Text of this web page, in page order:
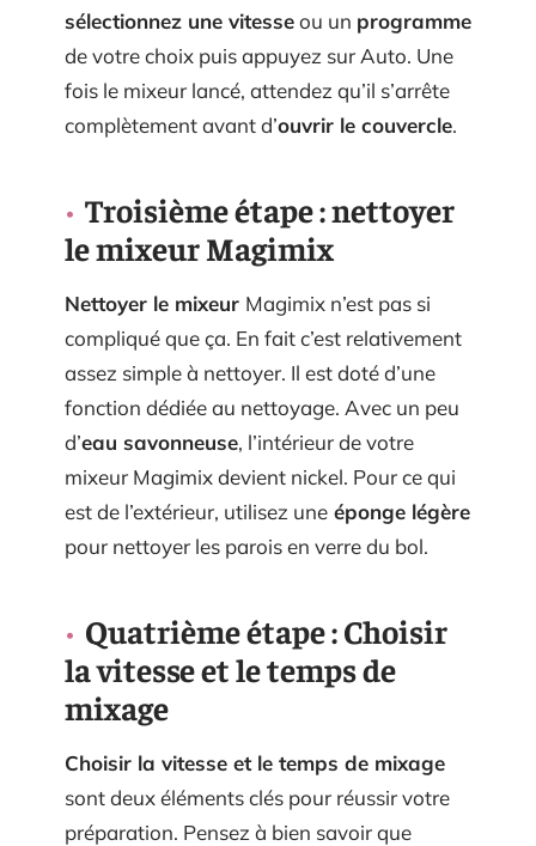
sélectionnez une vitesseou un programme
de votre choix puis appuyez sur Auto. Une
fois le mixeur lancé, attendez qu’il s’arrête
complètement avant d’ouvrir le couvercle.
Troisième étape : nettoyer
le mixeur Magimix
Nettoyer le mixeur Magimix n’est pas si
compliqué que ça. En fait c’est relativement
assez simple à nettoyer. Il est doté d’une
fonction dédiée au nettoyage. Avec un peu
d’eau savonneuse, l’intérieur de votre
mixeur Magimix devient nickel. Pour ce qui
est de l’extérieur, utilisez une éponge légère
pour nettoyer les parois en verre du bol.
Quatrième étape : Choisir
la vitesse et le temps de
mixage
Choisir la vitesse et le temps de mixage
sont deux éléments clés pour réussir votre
préparation. Pensez à bien savoir que